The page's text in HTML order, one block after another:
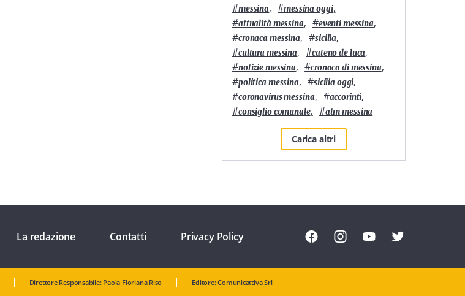
#messina, #messina oggi,
#attualità messina, #eventi messina,
#cronaca messina, #sicilia,
#cultura messina, #cateno de luca,
#notizie messina, #cronaca di messina,
#politica messina, #sicilia oggi,
#coronavirus messina, #accorinti,
#consiglio comunale, #atm messina
Carica altri
La redazione Contatti Privacy Policy
Direttore Responsabile: Paola Floriana Riso Editore: Comunicattiva Srl